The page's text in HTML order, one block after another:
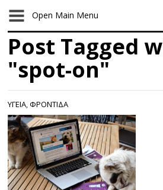
Open Main Menu
Post Tagged
"spot-on"
ΥΓΕΙΑ,ΦΡΟΝΤΙΔΑ